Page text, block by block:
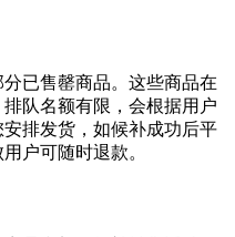
已售罄商品。这些商品在
队名额有限，会根据用户
排发货，如候补成功后平
户可随时退款。